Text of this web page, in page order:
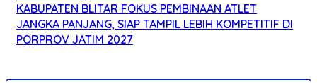
KABUPATEN BLITAR FOKUS PEMBINAAN ATLET
JANGKA PANJANG, SIAP TAMPIL LEBIH KOMPETITIF DI
PORPROV JATIM 2027